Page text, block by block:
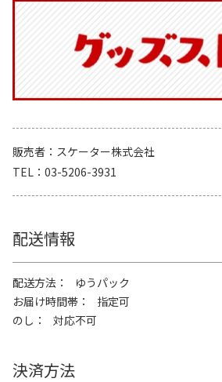
販売者
スケーター株式会社
TEL
03-5206-3931
配送情報
配送方法
ゆうパック
お届け時間帯
指定可
のし
対応不可
決済方法